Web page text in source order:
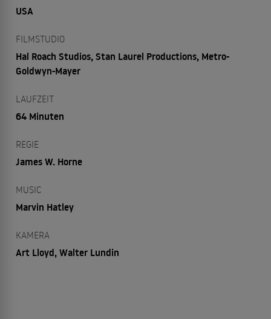
USA
FILMSTUDIO
Hal Roach Studios, Stan Laurel Productions, Metro-
Goldwyn-Mayer
LAUFZEIT
64 Minuten
REGIE
James W. Horne
MUSIC
Marvin Hatley
KAMERA
Art Lloyd, Walter Lundin